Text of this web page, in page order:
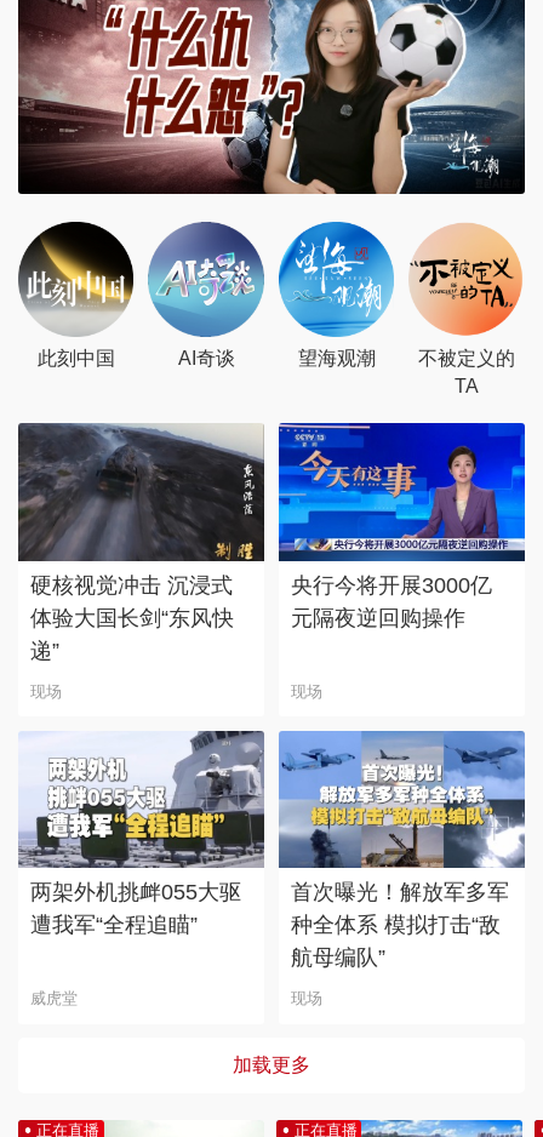
此刻中国 AI奇谈 望海观潮
不被定义的
TA
硬核视觉冲击 沉浸式
体验大国长剑“东风快
递”
现场
央行今将开展3000亿
元隔夜逆回购操作
现场
两架外机挑衅055大驱
遭我军“全程追瞄”
威虎堂
首次曝光！解放军多军
种全体系 模拟打击“敌
航母编队”
现场
加载更多
正在直播 正在直播